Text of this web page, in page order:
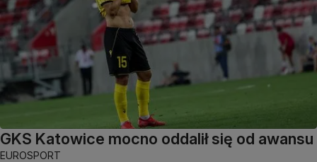
GKS Katowice mocno oddalił się od awansu
EUROSPORT